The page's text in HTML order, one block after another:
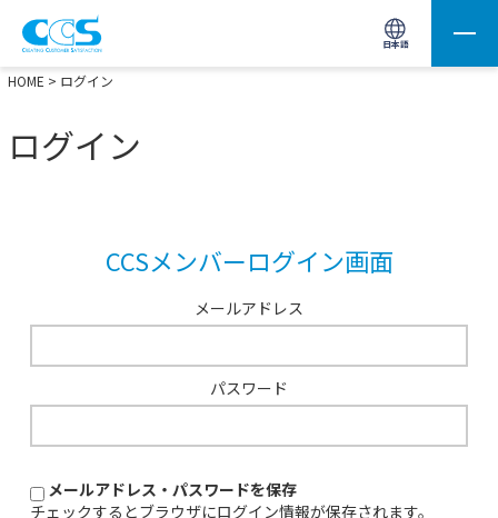
日本語
画像処理用の製品検索 サイト内検索(Enterで実行)
HOME > ログイン
ログイン
CCSメンバーログイン画面
メールアドレス
パスワード
メールアドレス・パスワードを保存
チェックするとブラウザにログイン情報が保存されます。